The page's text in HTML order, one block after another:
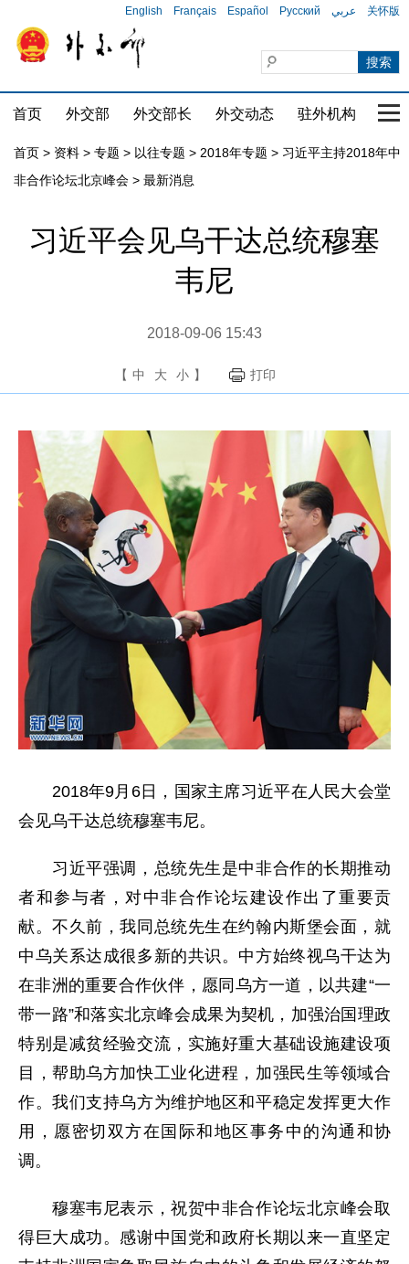
English Français Español Русский عربي 关怀版
首页 外交部 外交部长 外交动态 驻外机构 国
首页 > 资料 > 专题 > 以往专题 > 2018年专题 > 习近平主持2018年中
非合作论坛北京峰会 > 最新消息
习近平会见乌干达总统穆塞
韦尼
2018-09-06 15:43
【 中 大 小 】 打印
2018年9月6日，国家主席习近平在人民大会堂
会见乌干达总统穆塞韦尼。
习近平强调，总统先生是中非合作的长期推动
者和参与者，对中非合作论坛建设作出了重要贡
献。不久前，我同总统先生在约翰内斯堡会面，就
中乌关系达成很多新的共识。中方始终视乌干达为
在非洲的重要合作伙伴，愿同乌方一道，以共建“一
带一路”和落实北京峰会成果为契机，加强治国理政
特别是减贫经验交流，实施好重大基础设施建设项
目，帮助乌方加快工业化进程，加强民生等领域合
作。我们支持乌方为维护地区和平稳定发挥更大作
用，愿密切双方在国际和地区事务中的沟通和协
调。
穆塞韦尼表示，祝贺中非合作论坛北京峰会取
得巨大成功。感谢中国党和政府长期以来一直坚定